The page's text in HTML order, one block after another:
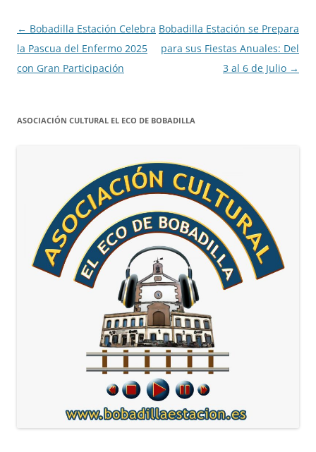
Navegación
de
entradas
← Bobadilla Estación Celebra
la Pascua del Enfermo 2025
con Gran Participación
Bobadilla Estación se Prepara
para sus Fiestas Anuales: Del
3 al 6 de Julio →
ASOCIACIÓN CULTURAL EL ECO DE BOBADILLA